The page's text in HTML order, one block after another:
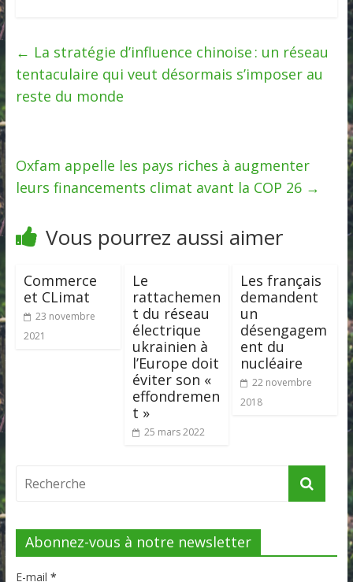
← La stratégie d’influence chinoise : un réseau
tentaculaire qui veut désormais s’imposer au
reste du monde
Oxfam appelle les pays riches à augmenter
leurs financements climat avant la COP 26 →
Vous pourrez aussi aimer
Commerce
et CLimat
23 novembre
2021
Le
rattachemen
t du réseau
électrique
ukrainien à
l’Europe doit
éviter son «
effondremen
t »
25 mars 2022
Les français
demandent
un
désengagem
ent du
nucléaire
22 novembre
2018
Abonnez-vous à notre newsletter
E-mail *